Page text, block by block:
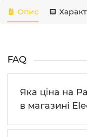
Опис
FAQ
Яка ціна на
в магазині